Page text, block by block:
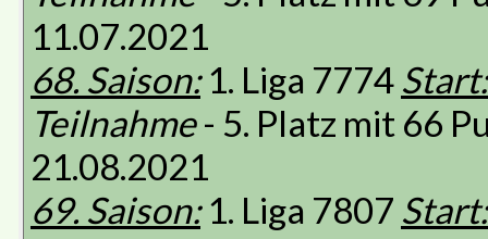
11.07.2021
68. Saison:1. Liga 7774 Start:
Teilnahme- 5. Platz mit 66
21.08.2021
69. Saison:1. Liga 7807 Start: